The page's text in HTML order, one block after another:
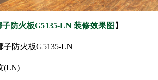
子防火板G5135-LN 装修效果图 】
子防火板G5135-LN
(LN)